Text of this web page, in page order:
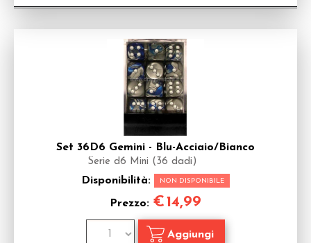
Set 36D6 Gemini - Blu-Acciaio/Bianco
Serie d6 Mini (36 dadi)
Disponibilità: NON DISPONIBILE
Prezzo: €14,99